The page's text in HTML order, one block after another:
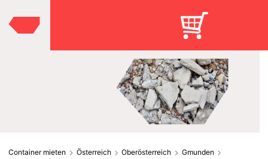
Container mieten Österreich Oberösterreich
Gmunden